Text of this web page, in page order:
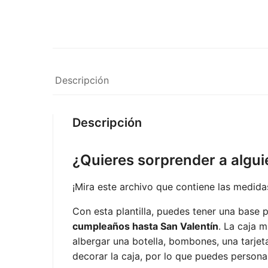
Descripción
Descripción
¿Quieres sorprender a
¡Mira este archivo que contiene las
Con esta plantilla, puedes tener una
cumpleaños hasta San Valentín. La caja
albergar una botella, bombones, una
decorar la caja, por lo que puedes